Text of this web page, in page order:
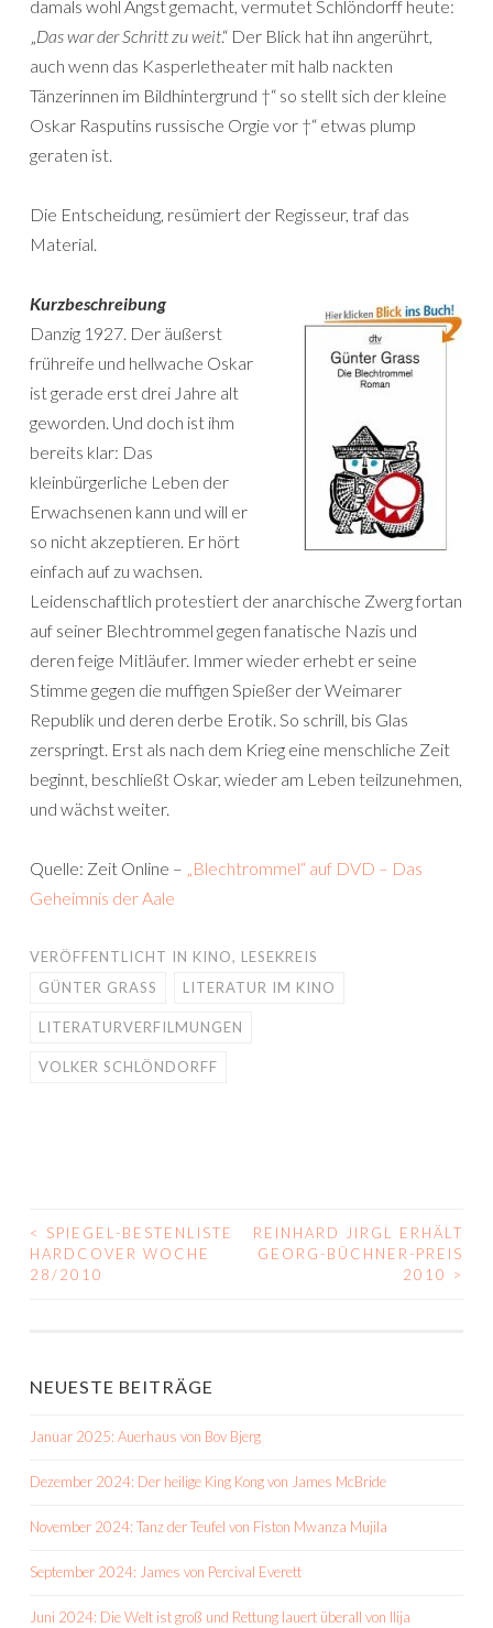
damals wohl Angst gemacht, vermutet Schlöndorff heute:
„Das war der Schritt zu weit.“ Der Blick hat ihn angerührt,
auch wenn das Kasperletheater mit halb nackten
Tänzerinnen im Bildhintergrund †“ so stellt sich der kleine
Oskar Rasputins russische Orgie vor †“ etwas plump
geraten ist.
Die Entscheidung, resümiert der Regisseur, traf das
Material.
Kurzbeschreibung
Danzig 1927. Der äußerst
frühreife und hellwache Oskar
ist gerade erst drei Jahre alt
geworden. Und doch ist ihm
bereits klar: Das
kleinbürgerliche Leben der
Erwachsenen kann und will er
so nicht akzeptieren. Er hört
einfach auf zu wachsen.
Leidenschaftlich protestiert der anarchische Zwerg fortan
auf seiner Blechtrommel gegen fanatische Nazis und
deren feige Mitläufer. Immer wieder erhebt er seine
Stimme gegen die muffigen Spießer der Weimarer
Republik und deren derbe Erotik. So schrill, bis Glas
zerspringt. Erst als nach dem Krieg eine menschliche Zeit
beginnt, beschließt Oskar, wieder am Leben teilzunehmen,
und wächst weiter.
Quelle: Zeit Online – „Blechtrommel“ auf DVD – Das
Geheimnis der Aale
VERÖFFENTLICHT IN KINO, LESEKREIS
GÜNTER GRASS
LITERATUR IM KINO
LITERATURVERFILMUNGEN
VOLKER SCHLÖNDORFF
BEITRAGS-
NAVIGATION
<
SPIEGEL-BESTENLISTE
HARDCOVER WOCHE
28/2010
REINHARD JIRGL ERHÄLT
GEORG-BÜCHNER-PREIS
2010
>
NEUESTE BEITRÄGE
Januar 2025: Auerhaus von Bov Bjerg
Dezember 2024: Der heilige King Kong von James McBride
November 2024: Tanz der Teufel von Fiston Mwanza Mujila
September 2024: James von Percival Everett
Juni 2024: Die Welt ist groß und Rettung lauert überall von Ilija